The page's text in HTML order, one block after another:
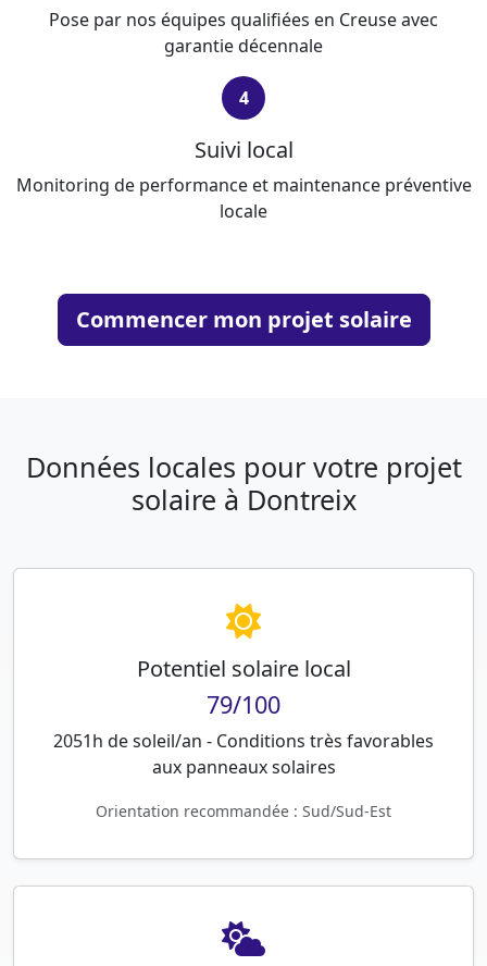
Pose par nos équipes qualifiées en Creuse avec
garantie décennale
4
Suivi local
Monitoring de performance et maintenance préventive
locale
Commencer mon projet solaire
Données locales pour votre projet
solaire à Dontreix
Potentiel solaire local
79/100
2051h de soleil/an - Conditions très favorables
aux panneaux solaires
Orientation recommandée : Sud/Sud-Est